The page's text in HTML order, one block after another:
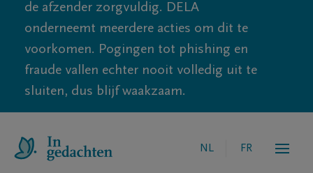
de afzender zorgvuldig. DELA
onderneemt meerdere acties om dit te
voorkomen. Pogingen tot phishing en
fraude vallen echter nooit volledig uit te
sluiten, dus blijf waakzaam.
NL FR